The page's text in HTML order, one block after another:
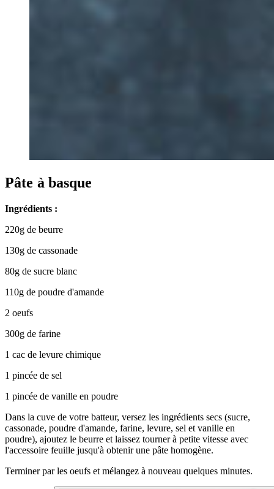
Pâte à basque
Ingrédients :
220g de beurre
130g de cassonade
80g de sucre blanc
110g de poudre d'amande
2 oeufs
300g de farine
1 cac de levure chimique
1 pincée de sel
1 pincée de vanille en poudre
Dans la cuve de votre batteur, versez les ingrédients secs (sucre,
cassonade, poudre d'amande, farine, levure, sel et vanille en
poudre), ajoutez le beurre et laissez tourner à petite vitesse avec
l'accessoire feuille jusqu'à obtenir une pâte homogène.
Terminer par les oeufs et mélangez à nouveau quelques minutes.